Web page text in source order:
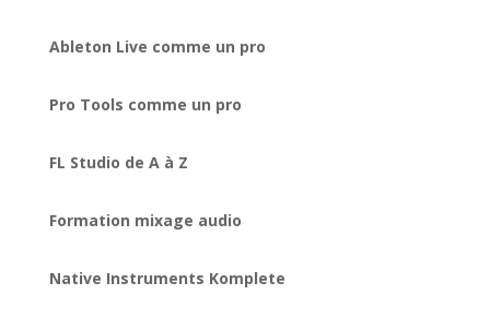
Ableton Live comme un pro
Pro Tools comme un pro
FL Studio de A à Z
Formation mixage audio
Native Instruments Komplete